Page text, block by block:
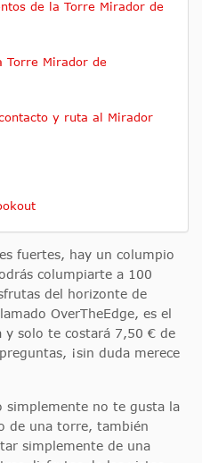
de la Torre Mirador de
Torre Mirador de
y ruta al Mirador
fuertes, hay un columpio
columpiarte a 100
del horizonte de
OverTheEdge, es el
y solo te costará 7,50 € de
¡sin duda merece
simplemente no te gusta la
de una torre, también
simplemente de una